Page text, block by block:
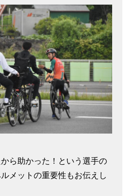
ら助かった！という選手の
メットの重要性もお伝えし